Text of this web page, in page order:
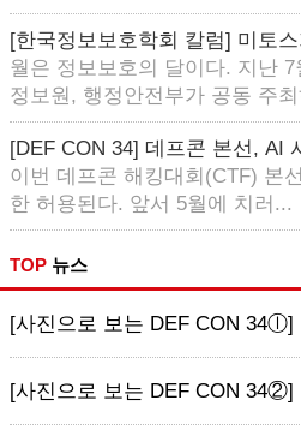
[한국정보보호학회 칼럼] 미토
월은 정보보호의 달이다. 지난
정보원, 행정안전부가 공동 주
[DEF CON 34] 데프콘 본선, AI
이번 데프콘 해킹대회(CTF) 본
한 허용된다. 앞서 5월에 치러...
TOP 뉴스
[사진으로 보는 DEF CON 34ⓛ]
[사진으로 보는 DEF CON 34②]